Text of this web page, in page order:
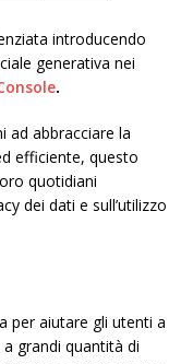
introducendo
generativa nei
.
ad abbracciare la
efficiente, questo
quotidiani
dei dati e sull’utilizzo
per aiutare gli utenti a
grandi quantità di